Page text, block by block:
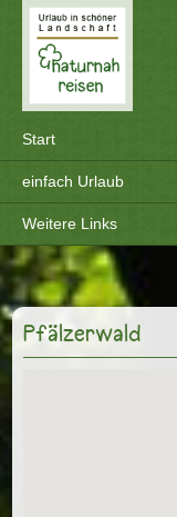
Start
einfach Urlaub
Weitere Links
Pfälzerwald